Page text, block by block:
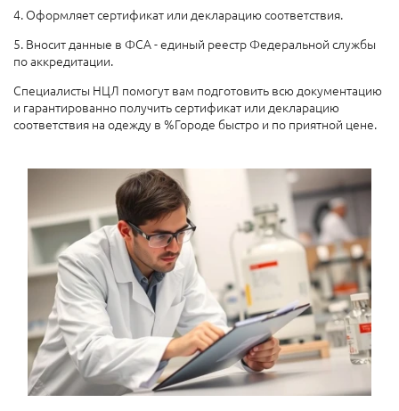
4. Оформляет сертификат или декларацию соответствия.
5. Вносит данные в ФСА - единый реестр Федеральной службы
по аккредитации.
Специалисты НЦЛ помогут вам подготовить всю документацию
и гарантированно получить сертификат или декларацию
соответствия на одежду в %Городе быстро и по приятной цене.